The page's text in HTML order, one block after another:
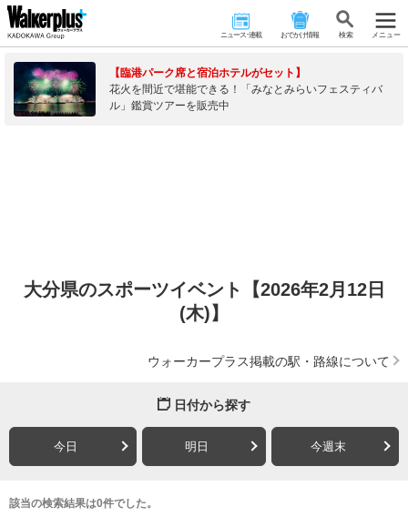
ニュース･連載 おでかけ情報 検 索 メニュー
【臨港パーク席と宿泊ホテルがセット】
花火を間近で堪能できる！「みなとみらいフェスティバ
ル」鑑賞ツアーを販売中
大分県のスポーツイベント【2026年2月12日
(木)】
ウォーカープラス掲載の駅・路線について
日付から探す
今日 明日 今週末
該当の検索結果は0件でした。